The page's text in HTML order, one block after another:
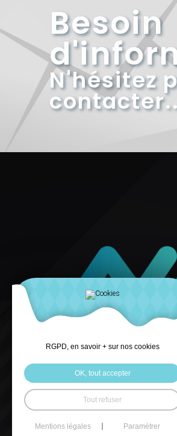
Besoin
N'hésitez
RGPD, en savoir + sur nos cookies
OK, tout accepter
Tout refuser
Mentions légales Paramétrer